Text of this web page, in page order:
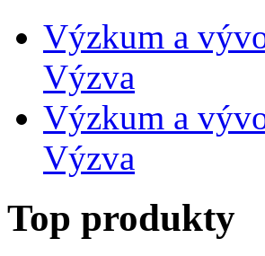
Výzkum a
Výzva
Výzkum a
Výzva
Top produkty